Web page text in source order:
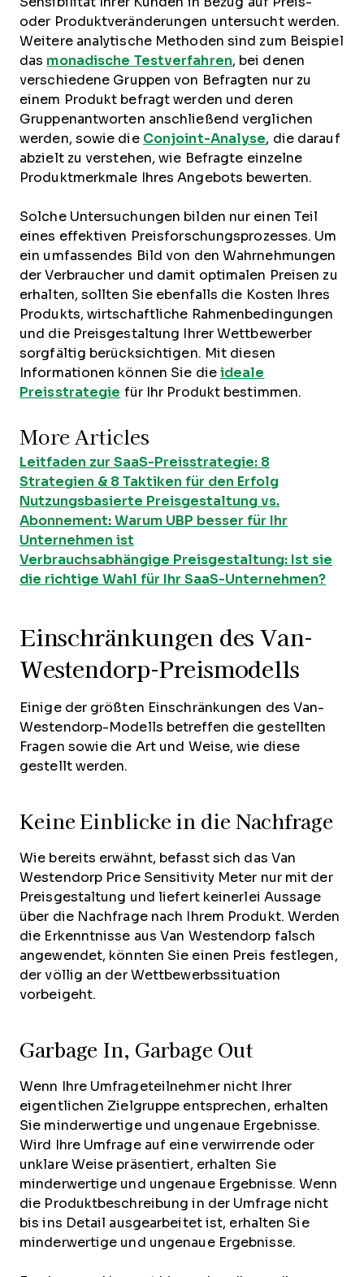
oder Produktveränderungen untersucht werden.
Weitere analytische Methoden sind zum Beispiel
das monadische Testverfahren, bei denen
verschiedene Gruppen von Befragten nur zu
einem Produkt befragt werden und deren
Gruppenantworten anschließend verglichen
werden, sowie die Conjoint-Analyse, die darauf
abzielt zu verstehen, wie Befragte einzelne
Produktmerkmale Ihres Angebots bewerten.
Solche Untersuchungen bilden nur einen Teil
eines effektiven Preisforschungsprozesses. Um
ein umfassendes Bild von den Wahrnehmungen
der Verbraucher und damit optimalen Preisen zu
erhalten, sollten Sie ebenfalls die Kosten Ihres
Produkts, wirtschaftliche Rahmenbedingungen
und die Preisgestaltung Ihrer Wettbewerber
sorgfältig berücksichtigen. Mit diesen
Informationen können Sie die ideale
Preisstrategie für Ihr Produkt bestimmen.
More Articles
Leitfaden zur SaaS-Preisstrategie: 8
Strategien & 8 Taktiken für den Erfolg
Nutzungsbasierte Preisgestaltung vs.
Abonnement: Warum UBP besser für Ihr
Unternehmen ist
Verbrauchsabhängige Preisgestaltung: Ist sie
die richtige Wahl für Ihr SaaS-Unternehmen?
Einschränkungen des Van-
Westendorp-Preismodells
Einige der größten Einschränkungen des Van-
Westendorp-Modells betreffen die gestellten
Fragen sowie die Art und Weise, wie diese
gestellt werden.
Keine Einblicke in die Nachfrage
Wie bereits erwähnt, befasst sich das Van
Westendorp Price Sensitivity Meter nur mit der
Preisgestaltung und liefert keinerlei Aussage
über die Nachfrage nach Ihrem Produkt. Werden
die Erkenntnisse aus Van Westendorp falsch
angewendet, könnten Sie einen Preis festlegen,
der völlig an der Wettbewerbssituation
vorbeigeht.
Garbage In, Garbage Out
Wenn Ihre Umfrageteilnehmer nicht Ihrer
eigentlichen Zielgruppe entsprechen, erhalten
Sie minderwertige und ungenaue Ergebnisse.
Wird Ihre Umfrage auf eine verwirrende oder
unklare Weise präsentiert, erhalten Sie
minderwertige und ungenaue Ergebnisse. Wenn
die Produktbeschreibung in der Umfrage nicht
bis ins Detail ausgearbeitet ist, erhalten Sie
minderwertige und ungenaue Ergebnisse.